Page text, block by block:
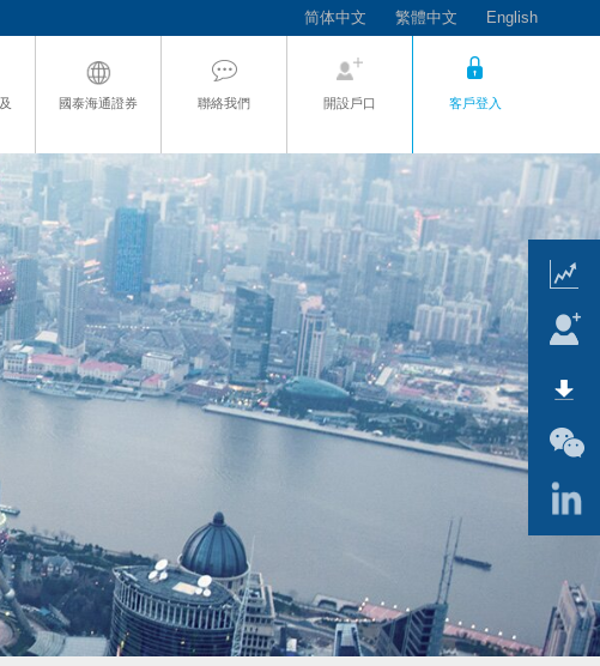
简体中文 繁體中文 English
國泰海通證券 聯絡我們 開設戶口 客戶登入